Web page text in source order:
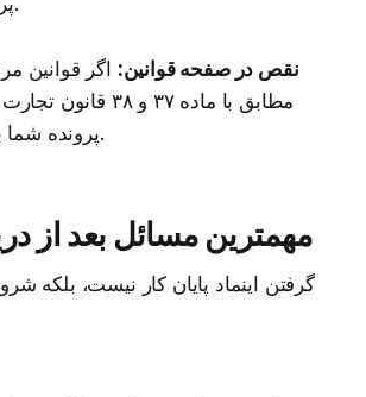
نقص در صفحه قوانین: اگر قوانین
مطابق با ماده ۳۷ و ۳۸
پرونده شما برگشت می‌خورد.
مهمترین مسائل بعد از
گرفتن اینماد پایان کار نیست، بلکه